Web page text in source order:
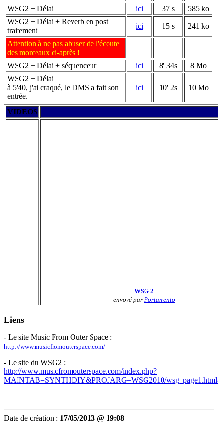
WSG2 + Délai
ici 37 s
585 ko
WSG2 + Délai + Reverb en post
traitement
ici 15 s 241 ko
Attention à ne pas abuser de l'écoute
des morceaux ci-après !
WSG2 + Délai + séquenceur
ici 8' 34s
8 Mo
WSG2 + Délai
à 5'40, j'ai craqué, le DMS a fait son
entrée.
ici 10' 2s 10 Mo
VIDEOS
WSG 2
envoyé par Portamento
Liens
- Le site Music From Outer Space :
http://www.musicfromouterspace.com/
- Le site du WSG2 :
http://www.musicfromouterspace.com/index.php?
MAINTAB=SYNTHDIY&PROJARG=WSG2010/
Date de création : 17/05/2013 @ 19:08